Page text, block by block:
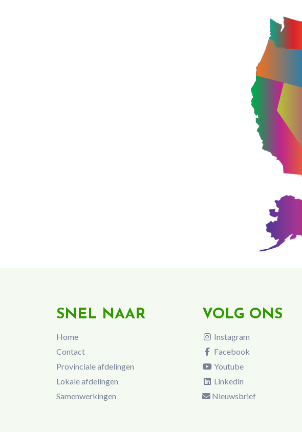
SNEL NAAR
Home
Contact
Provinciale afdelingen
Lokale afdelingen
Samenwerkingen
VOLG ONS
Instagram
Facebook
Youtube
Linkedin
Nieuwsbrief